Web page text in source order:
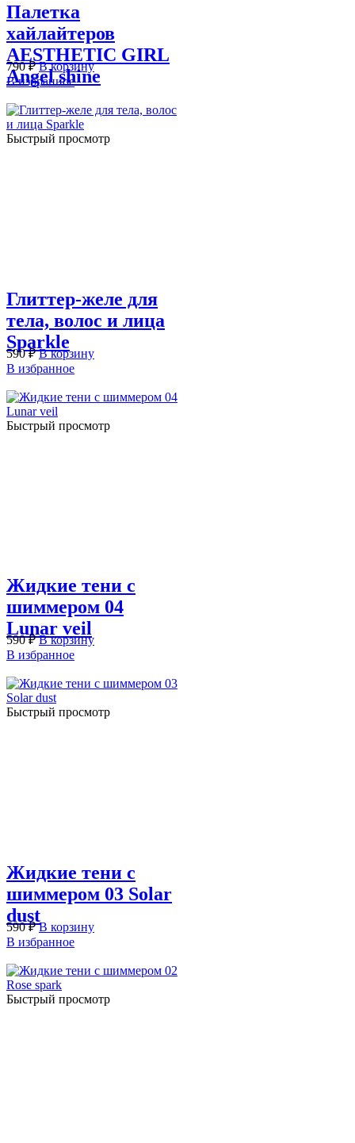
Палетка
хайлайтеров
AESTHETIC GIRL
Angel shine
790₽ В корзину
В избранное
Быстрый просмотр
Глиттер-желе для
тела, волос и лица
Sparkle
590₽ В корзину
В избранное
Быстрый просмотр
Жидкие тени с
шиммером 04
Lunar veil
590₽ В корзину
В избранное
Быстрый просмотр
Жидкие тени с
шиммером 03 Solar
dust
590₽ В корзину
В избранное
Быстрый просмотр